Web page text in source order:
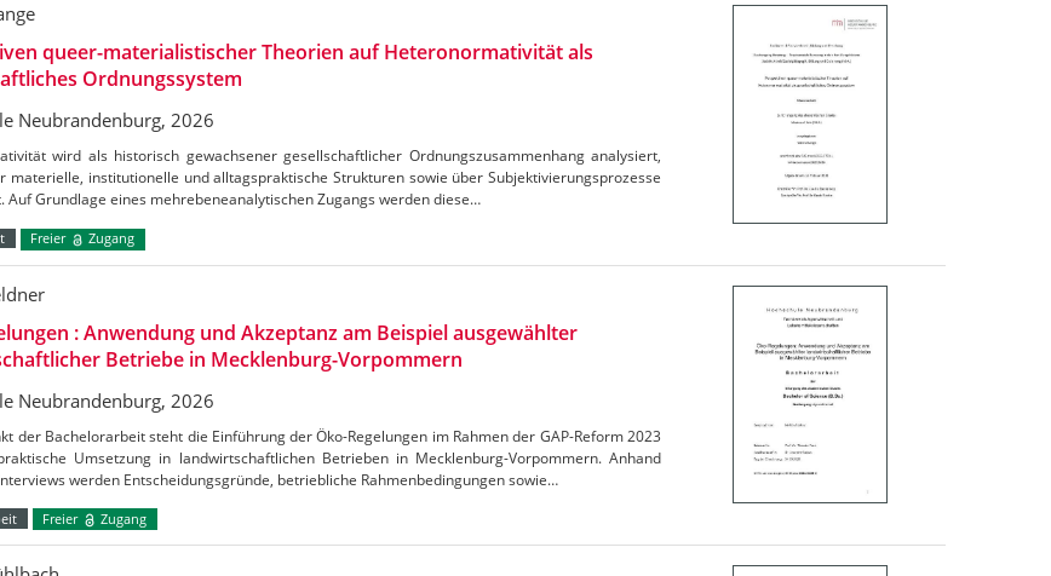
queer-materialistischer Theorien auf Heteronormativität als
Ordnungssystem
Neubrandenburg, 2026
wird als historisch gewachsener gesellschaftlicher Ordnungszusammenhang analysiert,
materielle, institutionelle und alltagspraktische Strukturen sowie über Subjektivierungsprozesse
Auf Grundlage eines mehrebeneanalytischen Zugangs werden diese…
Freier Zugang
: Anwendung und Akzeptanz am Beispiel ausgewählter
Betriebe in Mecklenburg-Vorpommern
Neubrandenburg, 2026
der Bachelorarbeit steht die Einführung der Öko-Regelungen im Rahmen der GAP-Reform 2023
Umsetzung in landwirtschaftlichen Betrieben in Mecklenburg-Vorpommern. Anhand
werden Entscheidungsgründe, betriebliche Rahmenbedingungen sowie…
Freier Zugang